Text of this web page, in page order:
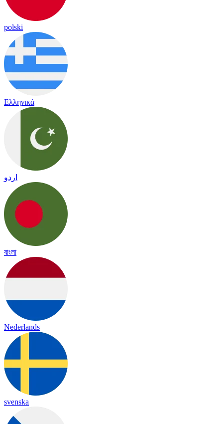
polski
Ελληνικά
اردو
বাংলা
Nederlands
svenska